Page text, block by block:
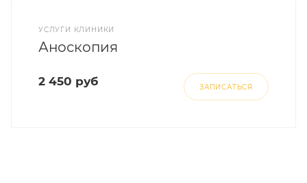
УСЛУГИ КЛИНИКИ
Аноскопия
2 450 руб ЗАПИСАТЬСЯ